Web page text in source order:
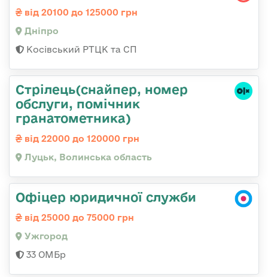
від 20100 до 125000 грн
Дніпро
Косівський РТЦК та СП
Стрілець(снайпер, номер
обслуги, помічник
гранатометника)
від 22000 до 120000 грн
Луцьк, Волинська область
Офіцер юридичної служби
від 25000 до 75000 грн
Ужгород
33 ОМБр